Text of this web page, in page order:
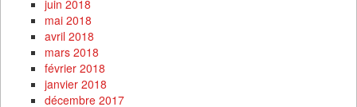
juin 2018
mai 2018
avril 2018
mars 2018
février 2018
janvier 2018
décembre 2017